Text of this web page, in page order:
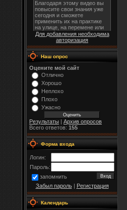
Для добавления необходима
авторизация
Наш опрос
Оцените мой сайт
Отлично
Хорошо
Неплохо
Плохо
Ужасно
Результаты
Архив опросов
Всего ответов: 155
Форма входа
Логин:
Пароль:
запомнить
Забыл пароль| Регистрация
Календарь